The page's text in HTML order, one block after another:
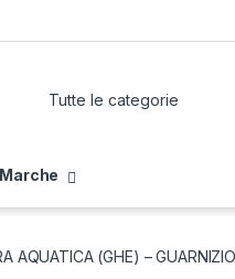
Marche
AQUATICA (GHE) –